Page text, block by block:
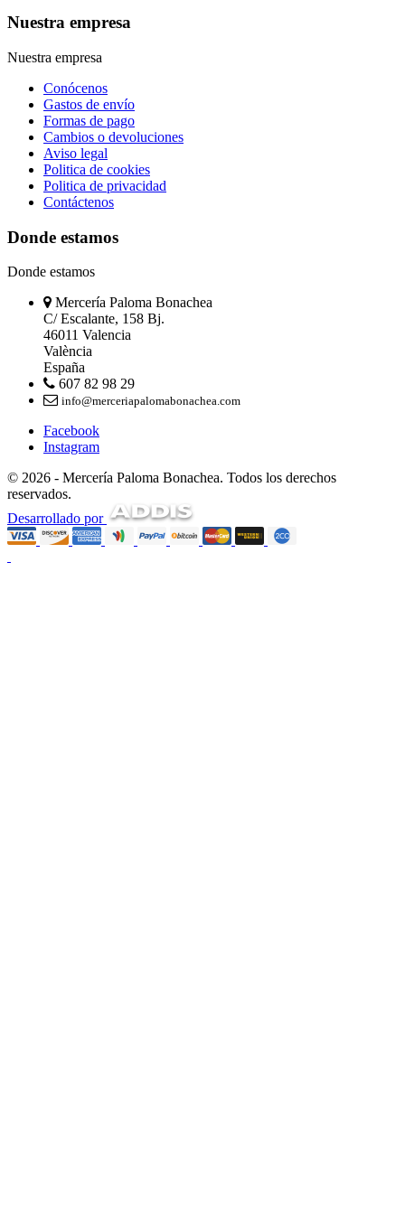
Nuestra empresa
Nuestra empresa
Conócenos
Gastos de envío
Formas de pago
Cambios o devoluciones
Aviso legal
Politica de cookies
Politica de privacidad
Contáctenos
Donde estamos
Donde estamos
Mercería Paloma Bonachea
C/ Escalante, 158 Bj.
46011 Valencia
València
España
607 82 98 29
info@merceriapalomabonachea.com
Facebook
Instagram
© 2026 - Mercería Paloma Bonachea. Todos los derechos
reservados.
Desarrollado por